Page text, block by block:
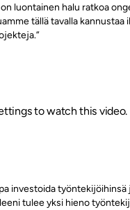
luontainen halu ratkoa
tällä tavalla
to watch this
investoida
tulee yksi hieno